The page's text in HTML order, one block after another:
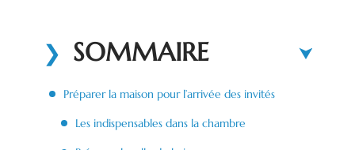
SOMMAIRE
Préparer la maison pour l’arrivée des invités
Les indispensables dans la chambre